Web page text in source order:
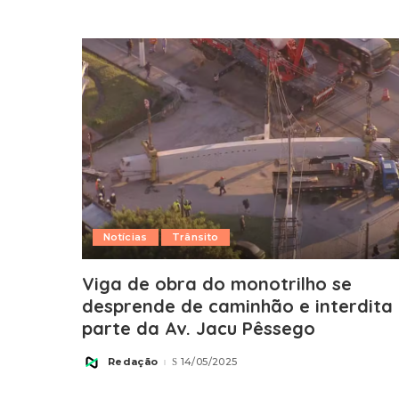
Notícias Trânsito
Viga de obra do monotrilho se
desprende de caminhão e interdita
parte da Av. Jacu Pêssego
PostedRedação 14/05/2025